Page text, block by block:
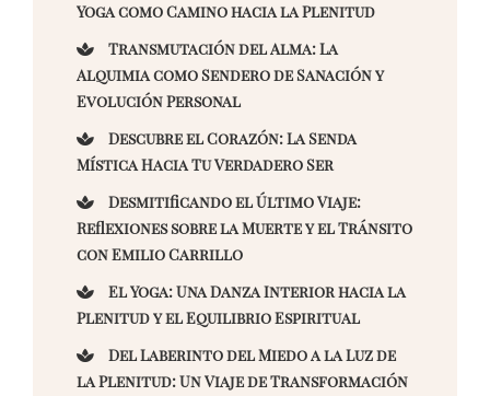
Yoga como Camino hacia la Plenitud
Transmutación del Alma: La
Alquimia como Sendero de Sanación y
Evolución Personal
Descubre el Corazón: La Senda
Mística Hacia Tu Verdadero Ser
Desmitificando el Último Viaje:
Reflexiones sobre la Muerte y el Tránsito
con Emilio Carrillo
El Yoga: Una Danza Interior hacia la
Plenitud y el Equilibrio Espiritual
Del Laberinto del Miedo a la Luz de
la Plenitud: Un Viaje de Transformación